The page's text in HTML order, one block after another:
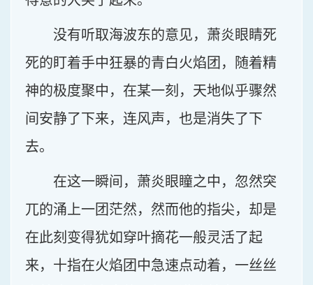
没有听取海波东的意见，萧炎眼睛死
死的盯着手中狂暴的青白火焰团，随着精
神的极度聚中，在某一刻，天地似乎骤然
间安静了下来，连风声，也是消失了下
去。
在这一瞬间，萧炎眼瞳之中，忽然突
兀的涌上一团茫然，然而他的指尖，却是
在此刻变得犹如穿叶摘花一般灵活了起
来，十指在火焰团中急速点动着，一丝丝